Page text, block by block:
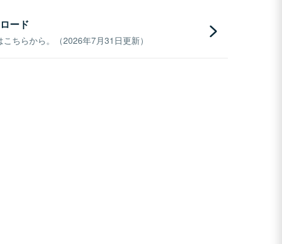
ード
ちらから。（2026年7月31日更新）